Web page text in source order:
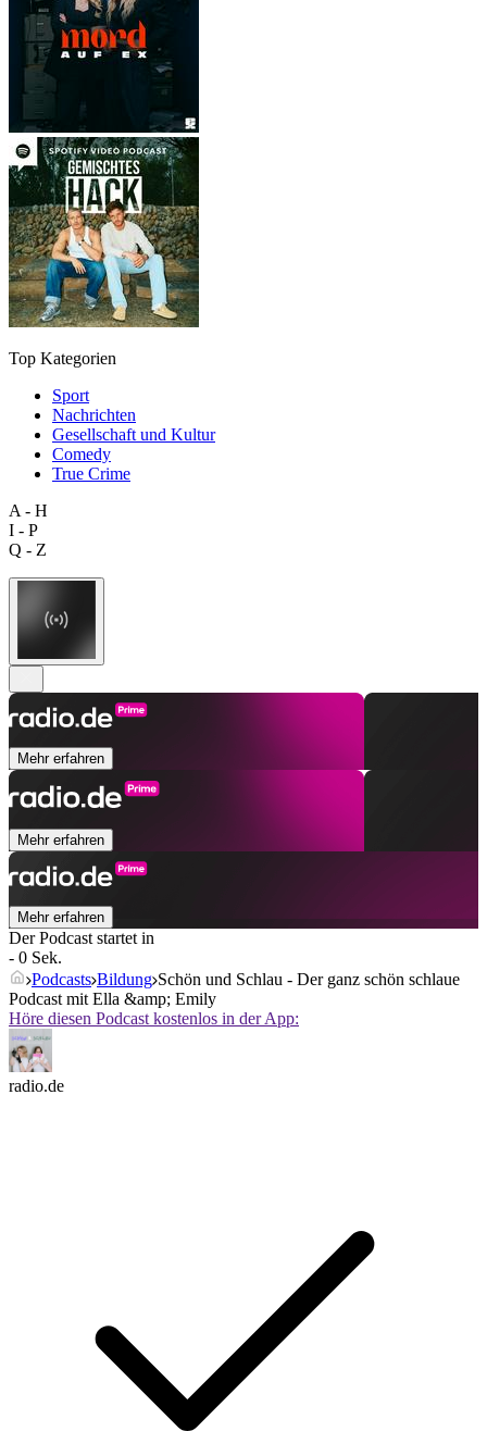
Top Kategorien
Sport
Nachrichten
Gesellschaft und Kultur
Comedy
True Crime
A - H
I - P
Q - Z
Mehr erfahren
Mehr erfahren
Mehr erfahren
Der Podcast startet in
- 0 Sek.
Podcasts Bildung Schön und Schlau - Der ganz schön schlaue
Podcast mit Ella &amp; Emily
Höre diesen Podcast kostenlos in der App:
radio.de